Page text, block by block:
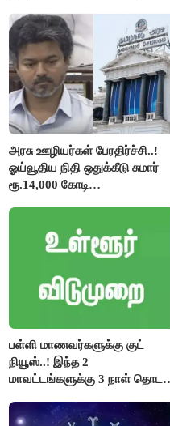
கேள்வி..!
அரசு ஊழியர்கள் பேரதிர்ச்சி..!
ஓய்வூதிய நிதி ஒதுக்கீடு சுமார்
ரூ.14,000 கோடி
பள்ளி மாணவர்களுக்கு குட்
நியூஸ்..! இந்த 2
மாவட்டங்களுக்கு 3 நாள் தொடர்